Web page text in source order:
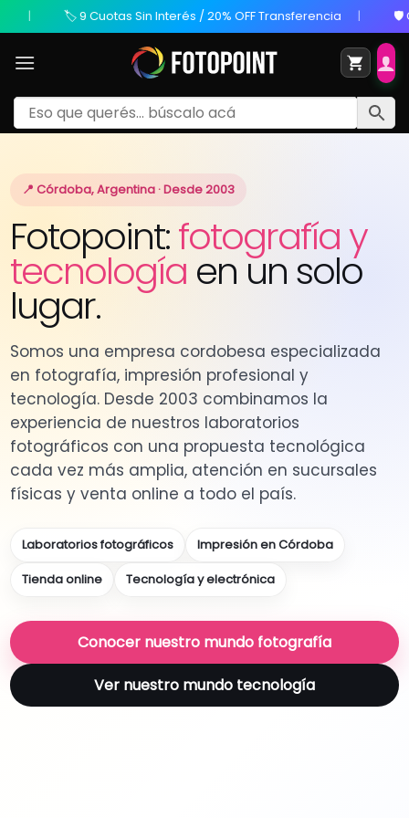
Interés / 20% OFF Transferencia 🛡️ Compra Protegida
📍 Córdoba, Argentina · Desde 2003
Fotopoint:fotografía y
tecnología en un solo
lugar.
Somos una empresa cordobesa especializada
en fotografía, impresión profesional y
tecnología. Desde 2003 combinamos la
experiencia de nuestros laboratorios
fotográficos con una propuesta tecnológica
cada vez más amplia, atención en sucursales
físicas y venta online a todo el país.
Laboratorios fotográficos
Impresión en Córdoba
Tienda online
Tecnología y electrónica
Conocer nuestro mundo fotografía
Ver nuestro mundo tecnología